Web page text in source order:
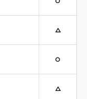
△
○
△